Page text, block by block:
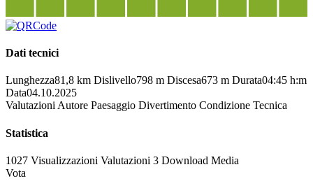
Dati tecnici
Lunghezza81,8 km Dislivello798 m Discesa673 m Durata04:45 h:m
Data04.10.2025
Valutazioni Autore Paesaggio Divertimento Condizione Tecnica
Statistica
1027 Visualizzazioni Valutazioni 3 Download Media
Vota